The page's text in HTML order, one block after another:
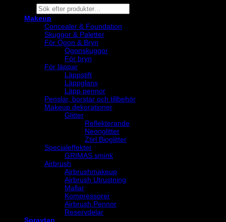
Products
search
Makeup
Concealer & Foundation
Skuggor & Paletter
För Ögon & Bryn
Ögonskuggor
För bryn
För läppar
Läppstift
Läppglans
Läpp pennor
Penslar, borstar och tillbehör
Makeup dekorationer
Glitter
Reflekterande
Neonglitter
Ztirl Bioglitter
Specialeffekter
GRIMAS smink
Airbrush
Airbrushmakeup
Airbrush Utrustning
Mallar
Kompressorer
Airbrush Pennor
Reservdelar
Spraytan